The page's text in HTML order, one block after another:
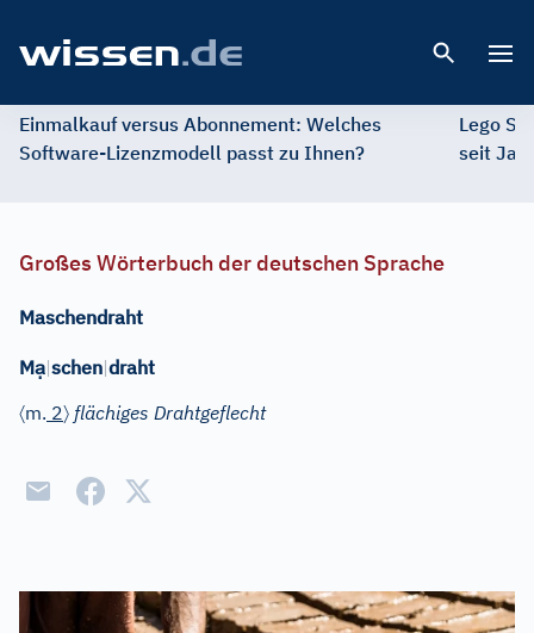
Einmalkauf versus Abonnement: Welches
Software-Lizenzmodell passt zu Ihnen?
Lego
seit
Großes Wörterbuch der deutschen Sprache
Maschendraht
Mạ|schen|draht
〈m. 2〉 flächiges Drahtgeflecht